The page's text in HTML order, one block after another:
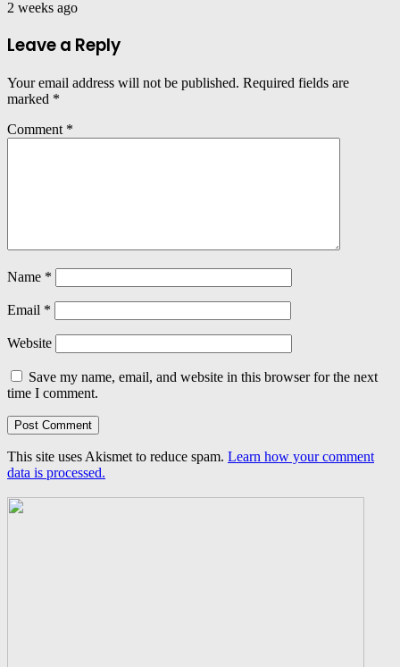
2 weeks ago
Leave a Reply
Your email address will not be published. Required fields are
marked *
Comment *
Name *
Email *
Website
Save my name, email, and website in this browser for the next
time I comment.
This site uses Akismet to reduce spam. Learn how your comment
data is processed.